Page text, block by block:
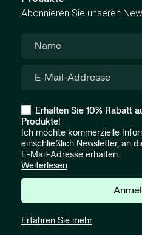
Abonnieren Sie unseren
Erhalten Sie 10% Rabatt
Produkte!
Ich möchte kommerzielle
einschließlich Newsletter, an
E-Mail-Adresse erhalten.
Weiterlesen
Erfahren Sie mehr